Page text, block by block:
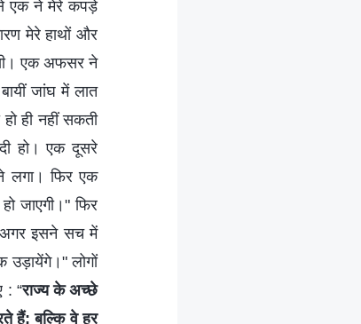
से एक ने मेरे कपड़े
मेरे हाथों और
एक अफसर ने
जांघ में लात
ही नहीं सकती
हो। एक दूसरे
लगा। फिर एक
जाएगी।" फिर
इसने सच में
उड़ायेंगे।" लोगों
: “राज्य के अच्छे
हैं; बल्कि वे हर